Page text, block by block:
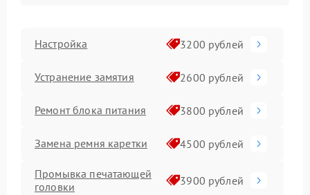
Настройка 3200 рублей
Устранение замятия 2600 рублей
Ремонт блока питания 3800 рублей
Замена ремня каретки 4500 рублей
Промывка печатающей
головки
3900 рублей